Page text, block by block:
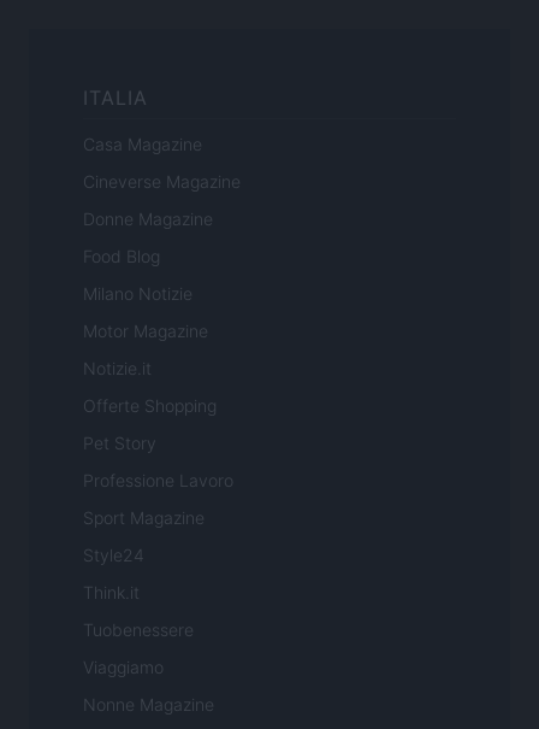
ITALIA
Casa Magazine
Cineverse Magazine
Donne Magazine
Food Blog
Milano Notizie
Motor Magazine
Notizie.it
Offerte Shopping
Pet Story
Professione Lavoro
Sport Magazine
Style24
Think.it
Tuobenessere
Viaggiamo
Nonne Magazine